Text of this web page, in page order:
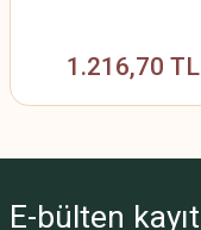
1.216,70 TL
E-bülten kayıt